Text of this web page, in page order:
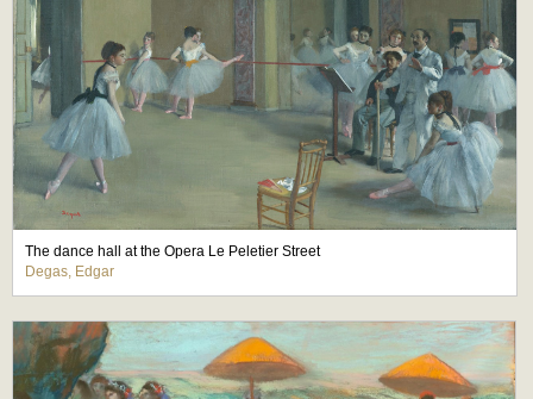
The dance hall at the Opera Le Peletier Street
Degas, Edgar